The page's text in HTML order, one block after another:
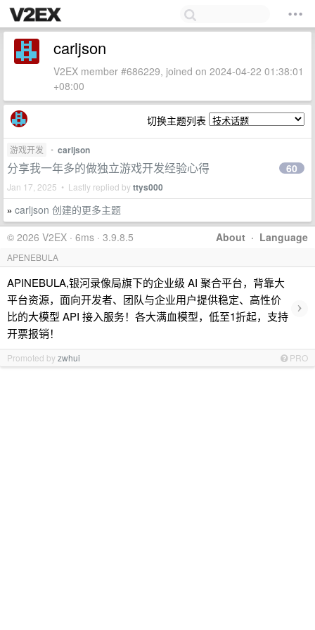
carljson
V2EX member #686229, joined on 2024-04-22 01:38:01
+08:00
切换主题列表
游戏开发 • carljson
分享我一年多的做独立游戏开发经验心得
Jan 17, 2025 • Lastly replied byttys000
60
» carljson 创建的更多主题
About · Language
© 2026 V2EX · 6ms · 3.9.8.5
APENEBULA
APINEBULA,银河录像局旗下的企业级 AI 聚合平台，背靠大
平台资源，面向开发者、团队与企业用户提供稳定、高性价
比的大模型 API 接入服务！各大满血模型，低至1折起，支持
开票报销！
›
Promoted byzwhui PRO